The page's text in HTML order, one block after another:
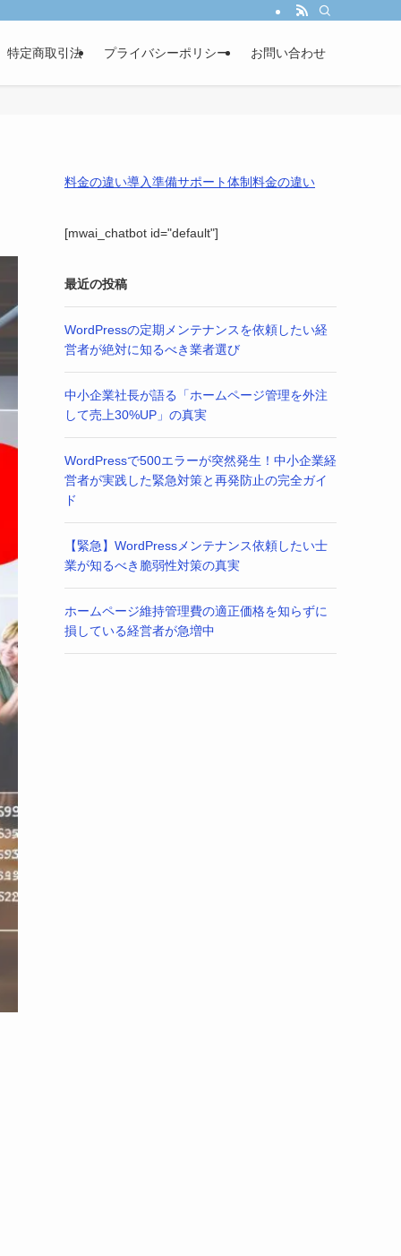
たの事業成長を戦略的パートナーとして伴走サポートします。
特定商取引法 プライバシーポリシー お問い合わせ
料金の違い導入準備サポート体制料金の違い
[mwai_chatbot id="default"]
最近の投稿
WordPressの定期メンテナンスを依頼したい経
営者が絶対に知るべき業者選び
中小企業社長が語る「ホームページ管理を外注
して売上30%UP」の真実
WordPressで500エラーが突然発生！中小企業経
営者が実践した緊急対策と再発防止の完全ガイ
ド
【緊急】WordPressメンテナンス依頼したい士
業が知るべき脆弱性対策の真実
ホームページ維持管理費の適正価格を知らずに
損している経営者が急増中